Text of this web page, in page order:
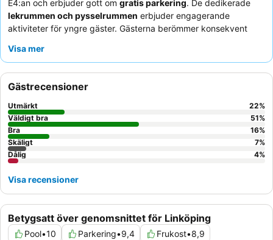
E4:an och erbjuder gott om gratis parkering. De dedikerade
lekrummen och pysselrummen erbjuder engagerande
aktiviteter för yngre gäster. Gästerna berömmer konsekvent
frukostbuffén
ett rum mot trädgården.
Visa mer
Betygsatt över genomsnittet för Linköping
Pool•10 Parkering•9,4 Frukost•8,9
Gästrecensioner
Utmärkt 22%
Väldigt bra
51%
Bra
16%
Skäligt
7%
Dålig
4%
Visa recensioner